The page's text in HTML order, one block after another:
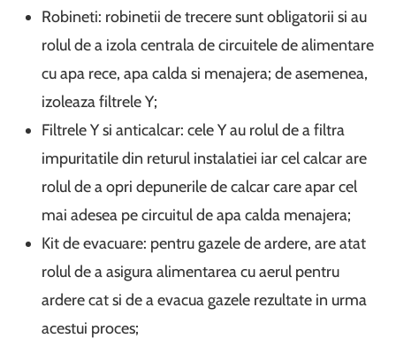
Robineti: robinetii de trecere sunt obligatorii si au
rolul de a izola centrala de circuitele de alimentare
cu apa rece, apa calda si menajera; de asemenea,
izoleaza filtrele Y;
Filtrele Y si anticalcar: cele Y au rolul de a filtra
impuritatile din returul instalatiei iar cel calcar are
rolul de a opri depunerile de calcar care apar cel
mai adesea pe circuitul de apa calda menajera;
Kit de evacuare: pentru gazele de ardere, are atat
rolul de a asigura alimentarea cu aerul pentru
ardere cat si de a evacua gazele rezultate in urma
acestui proces;